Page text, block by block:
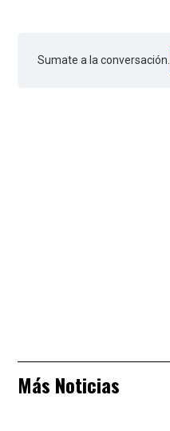
Sumate a la conversación.
Más Noticias